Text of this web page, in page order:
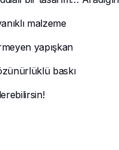
malzeme
yapışkan
baskı